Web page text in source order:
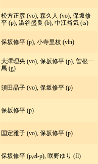
松方正彦 (vo), 森久人 (vo), 保坂修
平 (p), 澁谷盛良 (b), 中江裕気 (ts)
保坂修平 (p), 小寺里枝 (vln)
大澤理央 (vo), 保坂修平 (p), 曽根一
馬 (g)
須田晶子 (vo), 保坂修平 (p)
保坂修平 (p)
国定雅子 (vo), 保坂修平 (p)
保坂修平 (p,el-p), 咲野ゆり (fl)